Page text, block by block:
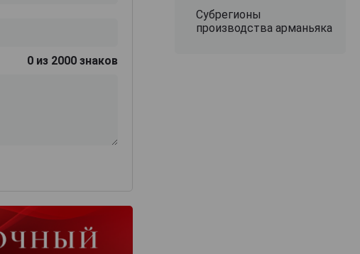
0 из 2000 знаков
Субрегионы
производства арманьяка